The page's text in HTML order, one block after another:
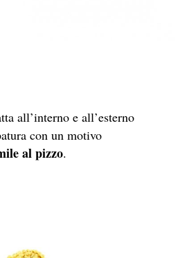
all’interno e all’esterno
con un motivo
al pizzo.